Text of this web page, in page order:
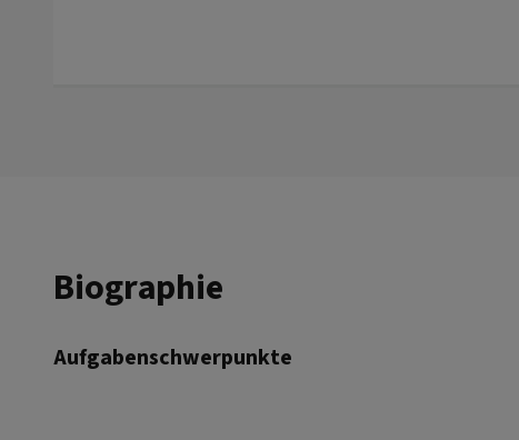
Biographie
Aufgabenschwerpunkte